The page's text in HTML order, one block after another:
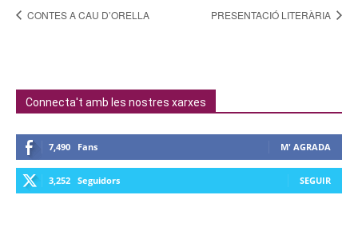
CONTES A CAU D’ORELLA PRESENTACIÓ LITERÀRIA
Connecta't amb les nostres xarxes
7,490 Fans M' AGRADA
3,252 Seguidors SEGUIR